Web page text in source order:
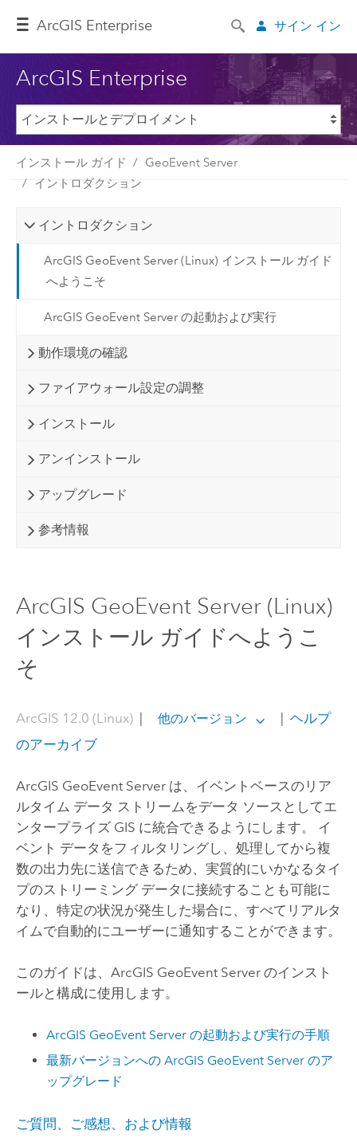
ArcGIS Enterprise サイン イン
ArcGIS Enterprise
インストール ガイド
GeoEvent Server
イントロダクション
イントロダクション
ArcGIS GeoEvent Server (Linux) インストール ガイド
へようこそ
ArcGIS GeoEvent Server の起動および実行
動作環境の確認
ファイアウォール設定の調整
インストール
アンインストール
アップグレード
参考情報
ArcGIS GeoEvent Server (Linux)
インストール ガイドへようこ
そ
ArcGIS 12.0 (Linux)| 他のバージョン
ヘルプ
のアーカイブ
ArcGIS GeoEvent Serverは、イベントベースのリア
ルタイム データ ストリームをデータ ソースとしてエ
ンタープライズ GIS に統合できるようにします。 イ
ベント データをフィルタリングし、処理してから複
数の出力先に送信できるため、実質的にいかなるタイ
プのストリーミング データに接続することも可能に
なり、特定の状況が発生した場合に、すべてリアルタ
イムで自動的にユーザーに通知することができます。
このガイドは、 ArcGIS GeoEvent Serverのインスト
ールと構成に使用します。
ArcGIS GeoEvent Server の起動および実行の手順
最新バージョンへのArcGIS GeoEvent Server のア
ップグレード
ご質問、ご感想、および情報